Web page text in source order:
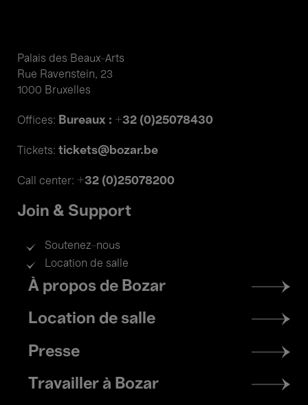
Palais des Beaux-Arts
Rue Ravenstein, 23
1000 Bruxelles
Offices: Bureaux : +32 (0)25078430
Tickets: tickets@bozar.be
Call center: +32 (0)25078200
Join & Support
Soutenez-nous
Location de salle
Footer
menu
À propos de Bozar
Location de salle
Presse
Travailler à Bozar